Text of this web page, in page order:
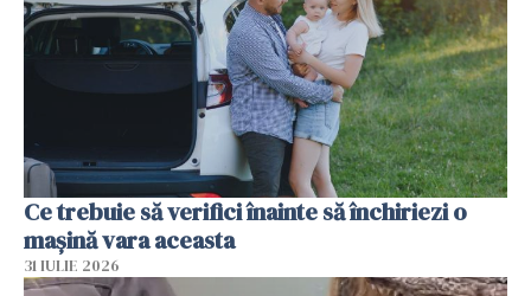
Ce trebuie să verifici înainte să închiriezi o
mașină vara aceasta
31 IULIE 2026